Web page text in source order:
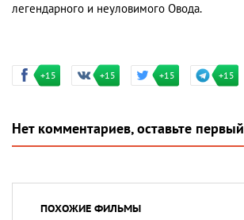
легендарного и неуловимого Овода.
+15 +15 +15 +15
Нет комментариев, оставьте первый
ПОХОЖИЕ ФИЛЬМЫ